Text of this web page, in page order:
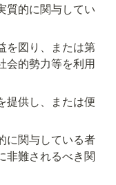
質的に関与してい
を図り、または第
会的勢力等を利用
提供し、または便
に関与している者
非難されるべき関